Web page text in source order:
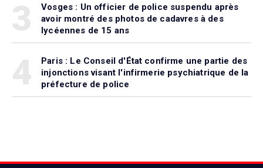
Vosges : Un officier de police suspendu après
avoir montré des photos de cadavres à des
lycéennes de 15 ans
Paris : Le Conseil d'État confirme une partie des
injonctions visant l'infirmerie psychiatrique de la
préfecture de police